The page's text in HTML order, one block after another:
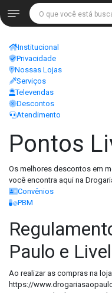
Institucional
Privacidade
Nossas Lojas
Serviços
Televendas
Descontos
Atendimento
Pontos
Os melhores descontos em
você encontra aqui na
Convênios
PBM
Paulo e
Ao realizar as compras na
https://